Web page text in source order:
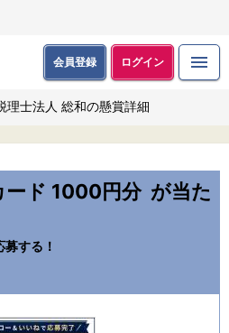
会員登録 ログイン
理士法人 総和の懸賞詳細
ド 1000円分 が当た
する！